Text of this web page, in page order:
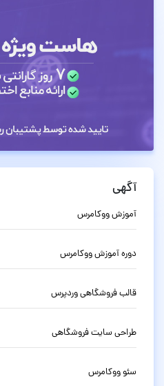
آگهی
آموزش ووکامرس
دوره آموزش ووکامرس
قالب فروشگاهی وردپرس
طراحی سایت فروشگاهی
سئو ووکامرس